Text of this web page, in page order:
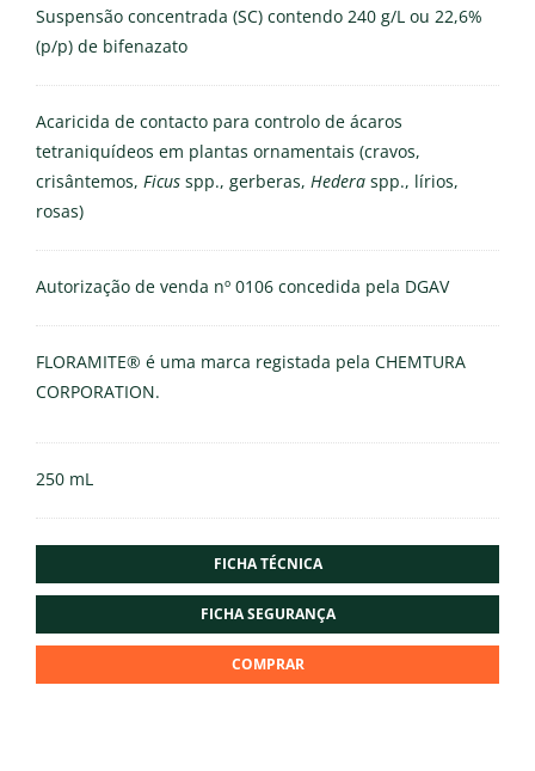
Suspensão concentrada (SC) contendo 240 g/L ou 22,6%
(p/p) de bifenazato
Acaricida de contacto para controlo de ácaros
tetraniquídeos em plantas ornamentais (cravos,
crisântemos, Ficusspp., gerberas, Hederaspp., lírios,
rosas)
Autorização de venda nº 0106 concedida pela DGAV
FLORAMITE® é uma marca registada pela CHEMTURA
CORPORATION.
250 mL
FICHA TÉCNICA
FICHA SEGURANÇA
COMPRAR